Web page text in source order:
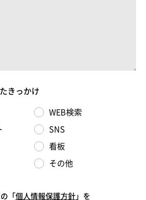
きっかけ
WEB検索
SNS
看板
その他
「個人情報保護方針」を